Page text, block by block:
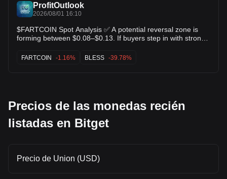
ProfitOutlook
2026/08/01 16:10
$FARTCOIN Spot Analysis ✅ A potential reversal zone is
forming between $0.08–$0.13. If buyers step in with strong
mark the beginning of a bullish move. 🎯 Mid-term Target:
$0.20–$0.30 $BLESS $Beat
FARTCOIN -1.16% BLESS -39.78%
Precios de las monedas recién
listadas en Bitget
Precio de Union (USD)